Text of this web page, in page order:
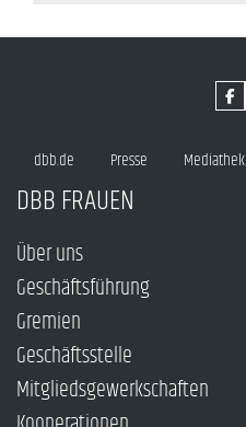
dbb.de Presse Mediathek
DBB FRAUEN
Über uns
Geschäftsführung
Gremien
Geschäftsstelle
Mitgliedsgewerkschaften